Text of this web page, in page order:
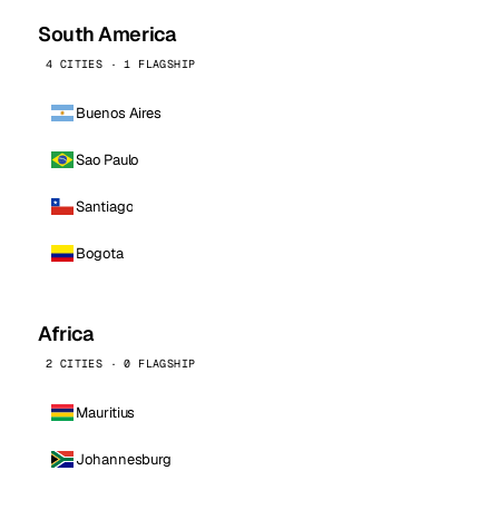
South America
4 CITIES · 1 FLAGSHIP
Buenos Aires
Sao Paulo
Santiago
Bogota
Africa
2 CITIES · 0 FLAGSHIP
Mauritius
Johannesburg